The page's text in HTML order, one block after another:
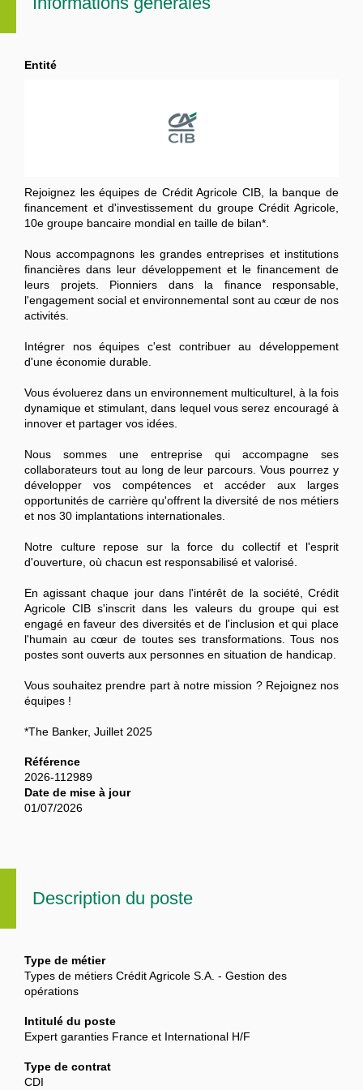
Description du poste
Type de métier
Types de métiers Crédit Agricole S.A. - Gestion des
opérations
Intitulé du poste
Expert garanties France et International H/F
Type de contrat
CDI
Entité
Rejoignez les équipes de Crédit Agricole CIB, la banque de
financement et d'investissement du groupe Crédit Agricole,
10e groupe bancaire mondial en taille de bilan*.
Nous accompagnons les grandes entreprises et institutions
financières dans leur développement et le financement de
leurs projets. Pionniers dans la finance responsable,
l'engagement social et environnemental sont au cœur de nos
activités.
Intégrer nos équipes c'est contribuer au développement
d'une économie durable.
Vous évoluerez dans un environnement multiculturel, à la fois
dynamique et stimulant, dans lequel vous serez encouragé à
innover et partager vos idées.
Nous sommes une entreprise qui accompagne ses
collaborateurs tout au long de leur parcours. Vous pourrez y
développer vos compétences et accéder aux larges
opportunités de carrière qu'offrent la diversité de nos métiers
et nos 30 implantations internationales.
Notre culture repose sur la force du collectif et l'esprit
d'ouverture, où chacun est responsabilisé et valorisé.
En agissant chaque jour dans l'intérêt de la société, Crédit
Agricole CIB s'inscrit dans les valeurs du groupe qui est
engagé en faveur des diversités et de l'inclusion et qui place
l'humain au cœur de toutes ses transformations. Tous nos
postes sont ouverts aux personnes en situation de handicap.
Vous souhaitez prendre part à notre mission ? Rejoignez nos
équipes !
*The Banker, Juillet 2025
Référence
2026-112989
Date de mise à jour
01/07/2026